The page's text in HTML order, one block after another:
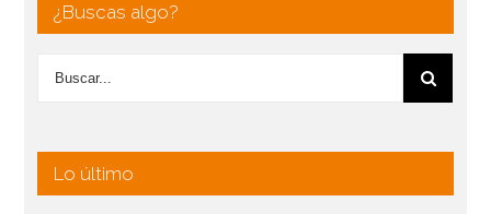
¿Buscas algo?
Lo último